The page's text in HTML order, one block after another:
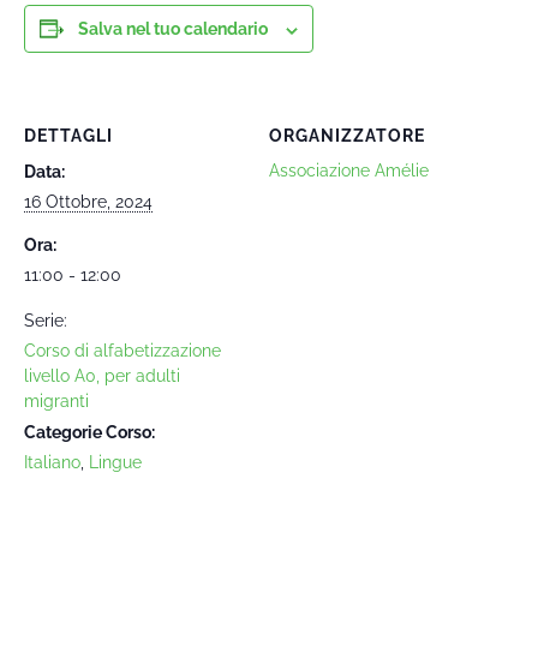
Salva nel tuo calendario
DETTAGLI
Data:
16 Ottobre, 2024
Ora:
11:00 - 12:00
Serie:
Corso di alfabetizzazione
livello A0, per adulti
migranti
Categorie Corso:
Italiano
Lingue
ORGANIZZATORE
Associazione Amélie